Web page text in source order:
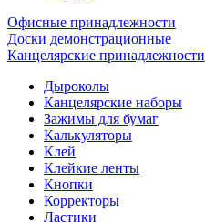
Офисные принадлежности
Доски демонстрационные
Канцелярские принадлежности
Дыроколы
Канцелярские наборы
Зажимы для бумаг
Калькуляторы
Клей
Клейкие ленты
Кнопки
Корректоры
Ластики